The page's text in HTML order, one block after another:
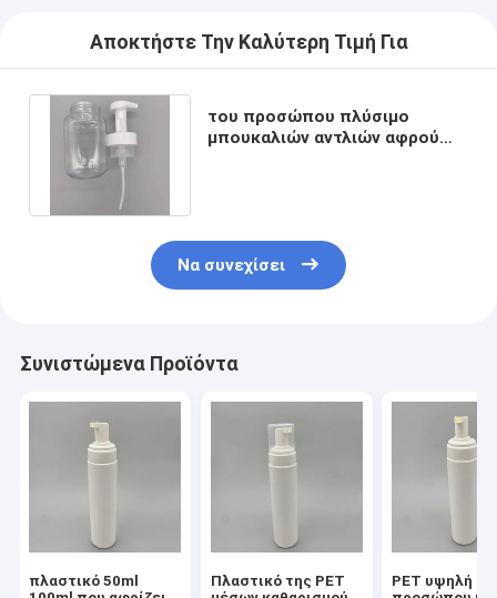
Αποκτήστε Την Καλύτερη Τιμή Για
του προσώπου πλύσιμο
μπουκαλιών αντλιών αφρού
Να συνεχίσει
Συνιστώμενα Προϊόντα
πλαστικό 50ml
Πλαστικό της PET
PET υψηλή -